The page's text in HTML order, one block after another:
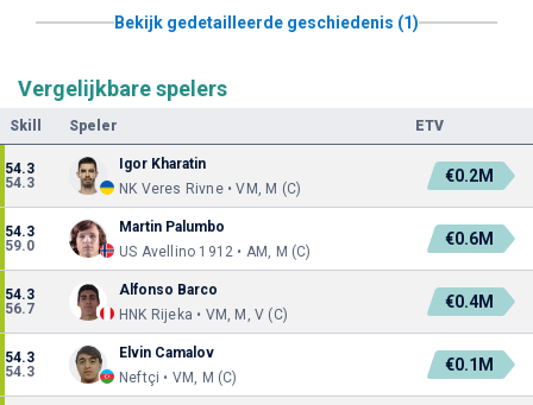
Bekijk gedetailleerde geschiedenis (1)
Vergelijkbare spelers
Skill Speler ETV
54.3
54.3
Igor Kharatin
NK Veres Rivne • VM, M (C)
€0.2M
54.3
59.0
Martin Palumbo
US Avellino 1912 • AM, M (C)
€0.6M
54.3
56.7
Alfonso Barco
HNK Rijeka • VM, M, V (C)
€0.4M
54.3
54.3
Elvin Camalov
Neftçi • VM, M (C)
€0.1M